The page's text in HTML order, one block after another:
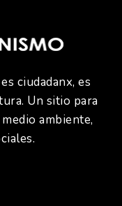
ciudadanx, es
Un sitio para
ambiente,